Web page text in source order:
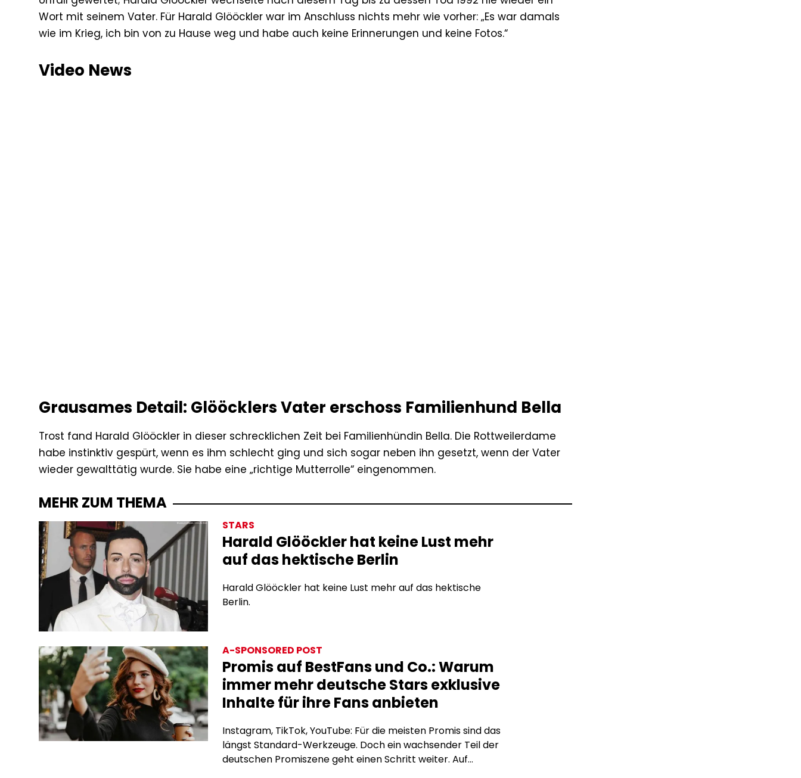
Wort mit seinem Vater. Für Harald Glööckler war im Anschluss nichts mehr wie vorher: „Es war damals
wie im Krieg, ich bin von zu Hause weg und habe auch keine Erinnerungen und keine Fotos.“
Video News
Grausames Detail: Glööcklers Vater erschoss Familienhund Bella
Trost fand Harald Glööckler in dieser schrecklichen Zeit bei Familienhündin Bella. Die Rottweilerdame
habe instinktiv gespürt, wenn es ihm schlecht ging und sich sogar neben ihn gesetzt, wenn der Vater
wieder gewalttätig wurde. Sie habe eine „richtige Mutterrolle“ eingenommen.
MEHR ZUM THEMA
STARS
Harald Glööckler hat keine Lust mehr
auf das hektische Berlin
Harald Glööckler hat keine Lust mehr auf das hektische
Berlin.
A-SPONSORED POST
Promis auf BestFans und Co.: Warum
immer mehr deutsche Stars exklusive
Inhalte für ihre Fans anbieten
Instagram, TikTok, YouTube: Für die meisten Promis sind das
längst Standard-Werkzeuge. Doch ein wachsender Teil der
deutschen Promiszene geht einen Schritt weiter. Auf